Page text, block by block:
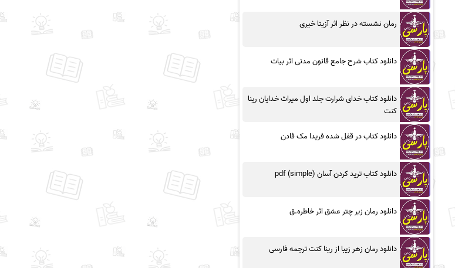
رمان نشسته در نظر اثر آزیتا خیری
دانلود کتاب شرح جامع قانون مدنی اثر بیات
دانلود کتاب خدای شرارت جلد اول میراث خدایان رینا
کنت
دانلود کتاب در قفل شده فریدا مک فادن
دانلود کتاب ترید کردن آسان (simple) pdf
دانلود رمان زیر چتر عشق اثر خاطره.ق
دانلود رمان زهر زیبا از رینا کنت ترجمه فارسی